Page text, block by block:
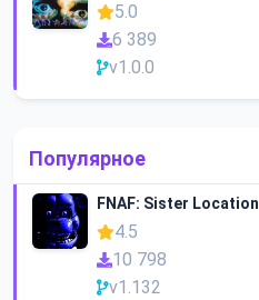
5.0
6 389
v1.0.0
Популярное
FNAF: Sister Location
4.5
10 798
v1.132